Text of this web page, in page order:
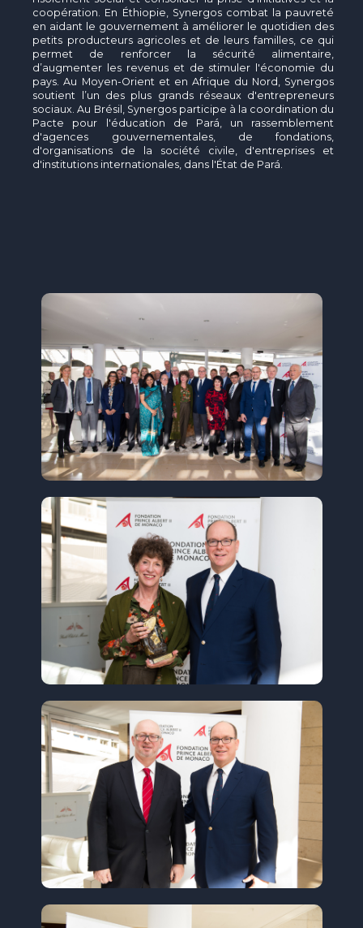
coopération. En Éthiopie, Synergos combat la pauvreté
en aidant le gouvernement à améliorer le quotidien des
petits producteurs agricoles et de leurs familles, ce qui
permet de renforcer la sécurité alimentaire,
d’augmenter les revenus et de stimuler l'économie du
pays. Au Moyen-Orient et en Afrique du Nord, Synergos
soutient l’un des plus grands réseaux d'entrepreneurs
sociaux. Au Brésil, Synergos participe à la coordination du
Pacte pour l'éducation de Pará, un rassemblement
d'agences gouvernementales, de fondations,
d'organisations de la société civile, d'entreprises et
d'institutions internationales, dans l'État de Pará.